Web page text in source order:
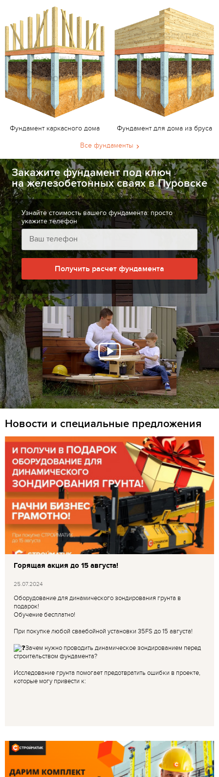
Фундамент каркасного дома Фундамент для дома из бруса
Все фундаменты
Закажите фундамент под ключ
на железобетонных сваях в Пуровске
Узнайте стоимость вашего фундамента: просто
укажите телефон
Получить расчет фундамента
Новости и специальные предложения
Горящая акция до 15 августа!
25.07.2024
Оборудование для динамического зондирования грунта в
подарок!
Обучение бесплатно!
При покупке любой сваебойной установки 35FS до 15 августа!
Зачем нужно проводить динамическое зондированием перед
строительством фундамента?
Исследование грунта помогает предотвратить ошибки в проекте,
которые могу привести к: